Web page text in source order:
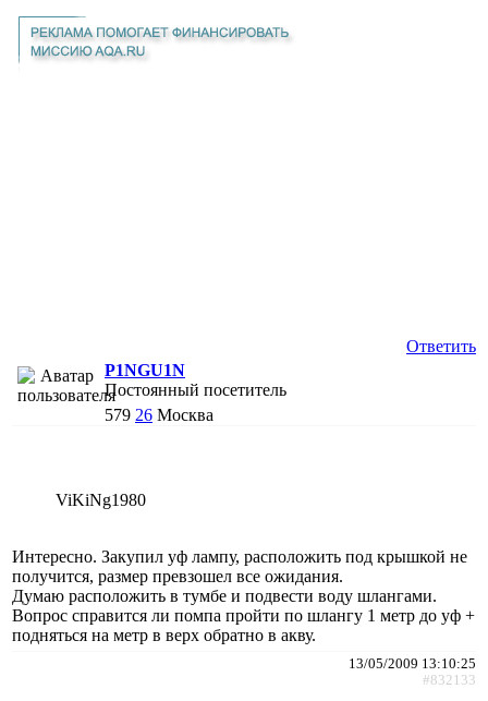
Ответить
P1NGU1N
Постоянный посетитель
579 26 Москва
ViKiNg1980
Интересно. Закупил уф лампу, расположить под крышкой не
получится, размер превзошел все ожидания.
Думаю расположить в тумбе и подвести воду шлангами.
Вопрос справится ли помпа пройти по шлангу 1 метр до уф +
подняться на метр в верх обратно в акву.
13/05/2009 13:10:25
#832133